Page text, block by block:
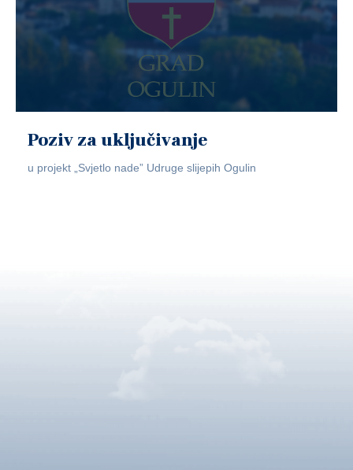
Poziv za uključivanje
u projekt „Svjetlo nade” Udruge slijepih Ogulin